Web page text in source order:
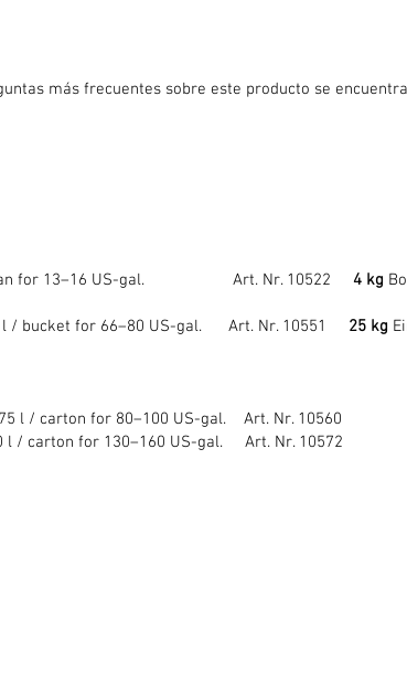
más frecuentes sobre este producto se
/ can for 13–16 US-gal. Art. Nr. 10522 4 kg
l / bucket for 66–80 US-gal. Art. Nr. 10551 25 kg
l / carton for 80–100 US-gal. Art. Nr. 10560
l / carton for 130–160 US-gal. Art. Nr. 10572